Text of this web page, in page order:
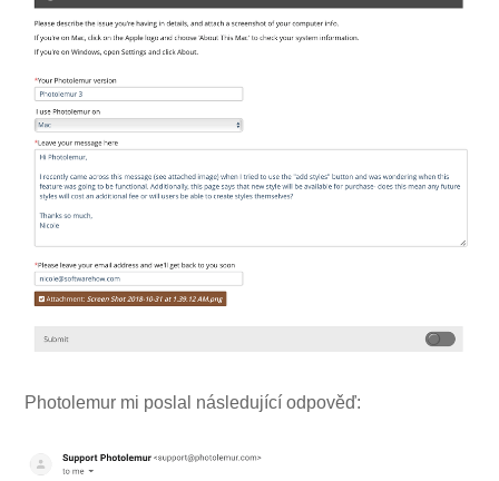
Photolemur mi poslal následující odpověď: